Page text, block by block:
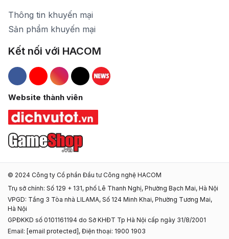
Thông tin khuyến mại
Sản phẩm khuyến mại
Kết nối với HACOM
Hacom Facebook
Hacom YouTube
Hacom Instagram
Hacom TikTok
Website thành viên
© 2024 Công ty Cổ phần Đầu tư Công nghệ HACOM
Trụ sở chính: Số 129 + 131, phố Lê Thanh Nghị, Phường Bạch Mai, Hà Nội
VPGD: Tầng 3 Tòa nhà LILAMA, Số 124 Minh Khai, Phường Tương Mai,
Hà Nội
GPĐKKD số 0101161194 do Sở KHĐT Tp Hà Nội cấp ngày 31/8/2001
Email: [email protected] , Điện thoại: 1900 1903